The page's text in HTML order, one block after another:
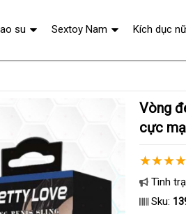
Vòng đeo dương vật Baile Prettylove 210276 V2 rung
cực
Tình
Sku:
su Sextoy Nam Kích dục nữ